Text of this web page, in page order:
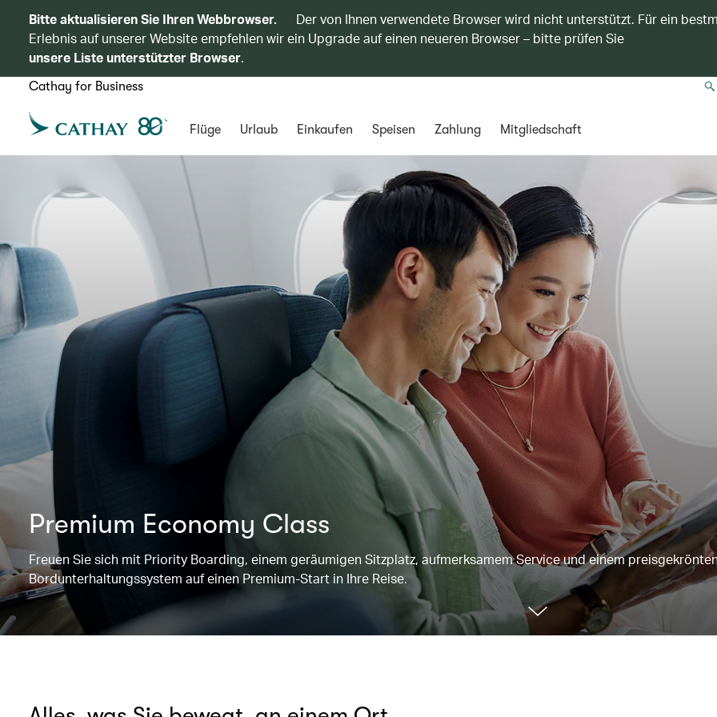
Bitte aktualisieren Sie Ihren Webbrowser.
Der von Ihnen verwendete Browser wird nicht unterstützt. Für ein
Erlebnis auf unserer Website empfehlen wir ein Upgrade auf einen neueren Browser – bitte prüfen Sie
unsere Liste unterstützter Browser.
Cathay for Business
Flüge Urlaub Einkaufen Speisen Zahlung Mitgliedschaft
Premium Economy Class
Freuen Sie sich mit Priority Boarding, einem geräumigen Sitzplatz, aufmerksamem Service und einem
Bordunterhaltungssystem auf einen Premium-Start in Ihre Reise.